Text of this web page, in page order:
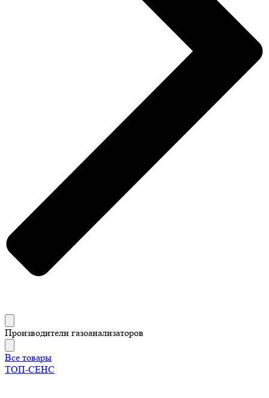
Производители газоанализаторов
Все товары
ТОП-СЕНС